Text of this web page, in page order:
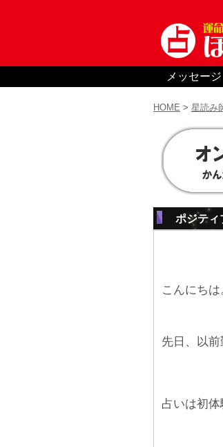
メッセージ
HOME > 星読み
ポジティ
こんにちは
先日、以
占いは初